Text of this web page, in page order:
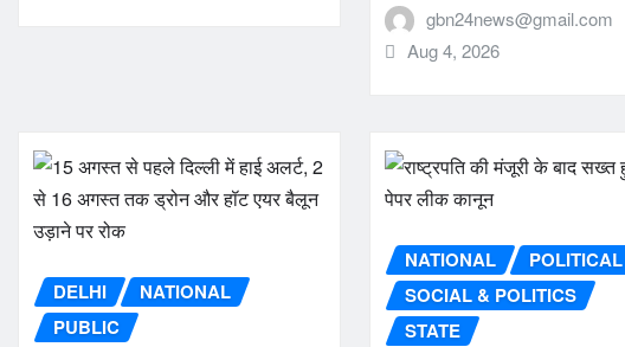
gbn24news@gmail.com
Aug 4, 2026
DELHI
NATIONAL
PUBLIC
NATIONAL
POLITICAL
SOCIAL & POLITICS
STATE